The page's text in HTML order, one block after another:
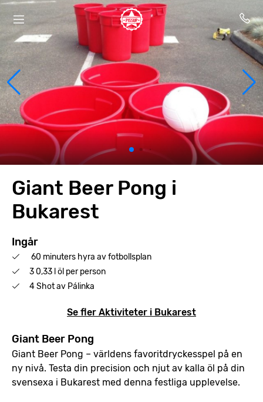
Giant Beer Pong i
Bukarest
Ingår
60 minuters hyra av fotbollsplan
3 0,33 l öl per person
4 Shot av Pálinka
Se fler Aktiviteter i Bukarest
Giant Beer Pong
Giant Beer Pong – världens favoritdryckesspel på en
ny nivå. Testa din precision och njut av kalla öl på din
svensexa i Bukarest med denna festliga upplevelse.